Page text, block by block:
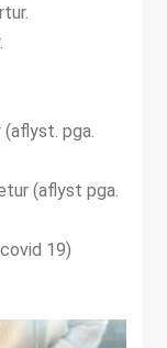
(aflyst. pga.
(aflyst pga.
19)